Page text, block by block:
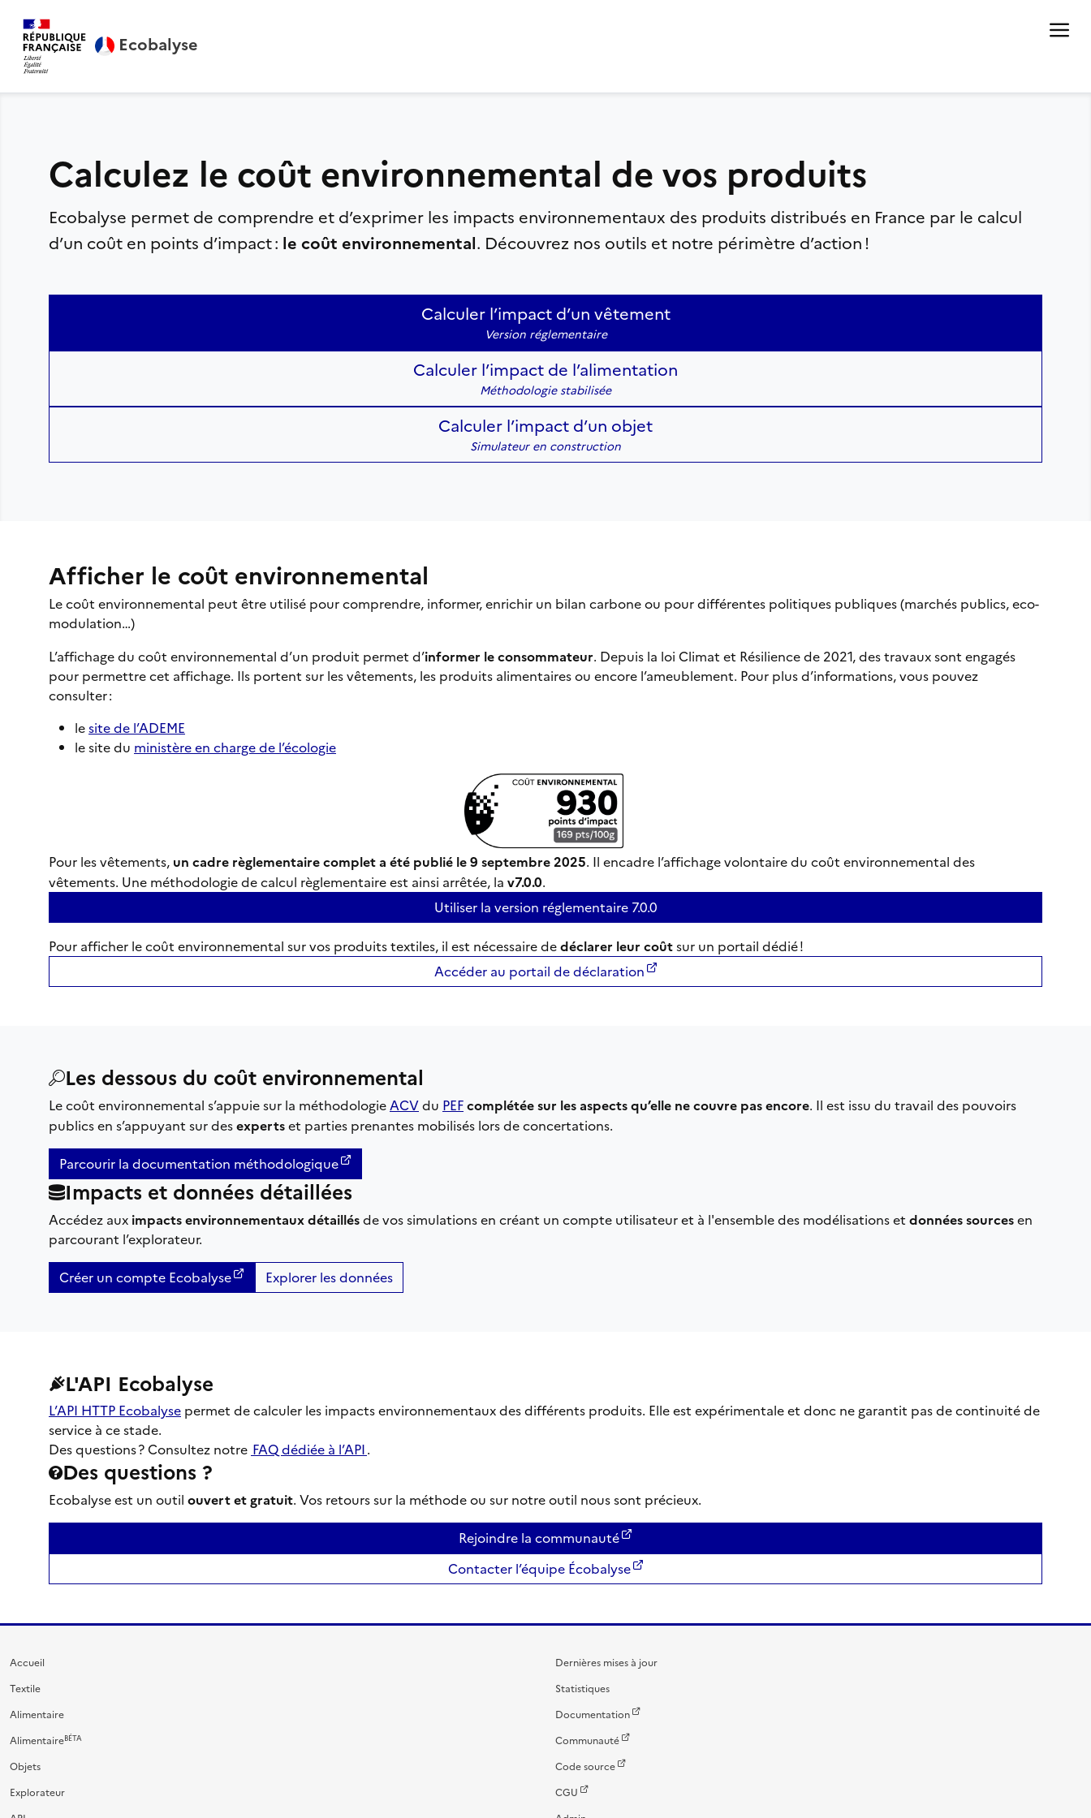
Ecobalyse
Calculez le coût environnemental de vos produits
Ecobalyse permet de comprendre et d’exprimer les impacts environnementaux des produits distribués en France par le calcul
d’un coût en points d’impact : le coût environnemental. Découvrez nos outils et notre périmètre d’action !
Calculer l’impact d’un vêtement
Version réglementaire
Calculer l’impact de l’alimentation
Méthodologie stabilisée
Calculer l’impact d’un objet
Simulateur en construction
Afficher le coût environnemental
Le coût environnemental peut être utilisé pour comprendre, informer, enrichir un bilan carbone ou pour différentes politiques publiques (marchés publics, eco-
modulation…)
L’affichage du coût environnemental d’un produit permet d’informer le consommateur. Depuis la loi Climat et Résilience de 2021, des travaux sont engagés
pour permettre cet affichage. Ils portent sur les vêtements, les produits alimentaires ou encore l’ameublement. Pour plus d’informations, vous pouvez
consulter :
lesite de l’ADEME
le site du ministère en charge de l’écologie
Pour les vêtements, un cadre règlementaire complet a été publié le 9 septembre 2025. Il encadre l’affichage volontaire du coût environnemental des
vêtements. Une méthodologie de calcul règlementaire est ainsi arrêtée, la v7.0.0.
Utiliser la version réglementaire 7.0.0
Pour afficher le coût environnemental sur vos produits textiles, il est nécessaire dedéclarer leur coûtsur un portail dédié !
Accéder au portail de déclaration
Les dessous du coût environnemental
Le coût environnemental s’appuie sur la méthodologieACVdu PEFcomplétée sur les aspects qu’elle ne couvre pas encore. Il est issu du travail des pouvoirs
publics en s’appuyant sur desexpertset parties prenantes mobilisés lors de concertations.
Parcourir la documentation méthodologique
Impacts et données détaillées
Accédez aux impacts environnementaux détaillésde vos simulations en créant un compte utilisateur et à l'ensemble des modélisations et données sourcesen
parcourant l’explorateur.
Créer un compte Ecobalyse
Explorer les données
L'API Ecobalyse
L’API HTTP Ecobalyse permet de calculer les impacts environnementaux des différents produits. Elle est expérimentale et donc ne garantit pas de continuité de
service à ce stade.
Des questions ? Consultez notre FAQ dédiée à l’API.
Des questions ?
Ecobalyse est un outil ouvert et gratuit. Vos retours sur la méthode ou sur notre outil nous sont précieux.
Rejoindre la communauté
Contacter l’équipe Écobalyse
Accueil
Textile
Alimentaire
AlimentaireBÉTA
Objets
Explorateur
Dernières mises à jour
Statistiques
Documentation
Communauté
Code source
CGU